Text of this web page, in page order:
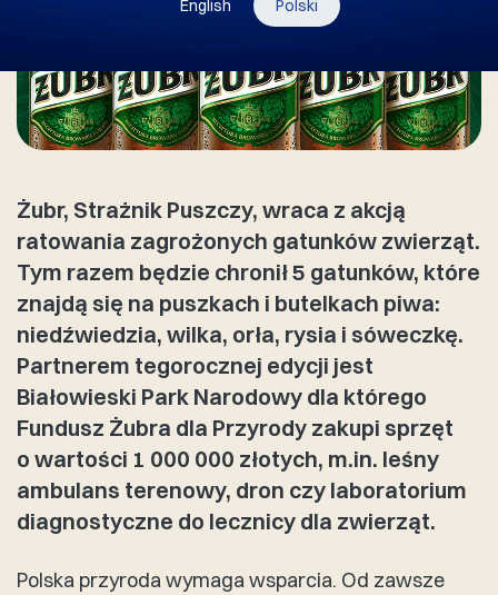
English Polski
Żubr, Strażnik Puszczy, wraca z akcją
ratowania zagrożonych gatunków zwierząt.
Tym razem będzie chronił 5 gatunków, które
znajdą się na puszkach i butelkach piwa:
niedźwiedzia, wilka, orła, rysia i sóweczkę.
Partnerem tegorocznej edycji jest
Białowieski Park Narodowy dla którego
Fundusz Żubra dla Przyrody zakupi sprzęt
o wartości 1 000 000 złotych, m.in. leśny
ambulans terenowy, dron czy laboratorium
diagnostyczne do lecznicy dla zwierząt.
Polska przyroda wymaga wsparcia. Od zawsze